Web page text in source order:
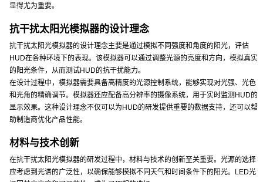
显得尤为重要。
抗干扰太阳光模拟器的设计理念
抗干扰太阳光模拟器的设计理念主要是通过模拟不同强度和角度的阳光，评估
HUD在各种环境下的表现。该模拟器可以通过调整光源的亮度和方向，模拟真实
的阳光条件，从而测试HUD的抗干扰能力。
在设计过程中，模拟器需要具备高精度的光源控制系统，能够实现对光强、光色
和光角的精确调节。模拟器还应配备高分辨率的摄像系统，用于实时监测HUD的
显示效果。这种设计理念不仅可以为HUD的研发提供重要的数据支持，还可以帮
助制造商优化产品性能。
材料与技术创新
在抗干扰太阳光模拟器的研发过程中，材料与技术的创新至关重要。光源的选择
应考虑到光谱的广泛性，以确保能够模拟不同天气和时间条件下的阳光。LED光